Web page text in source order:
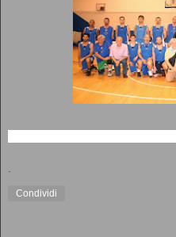
.
Condividi